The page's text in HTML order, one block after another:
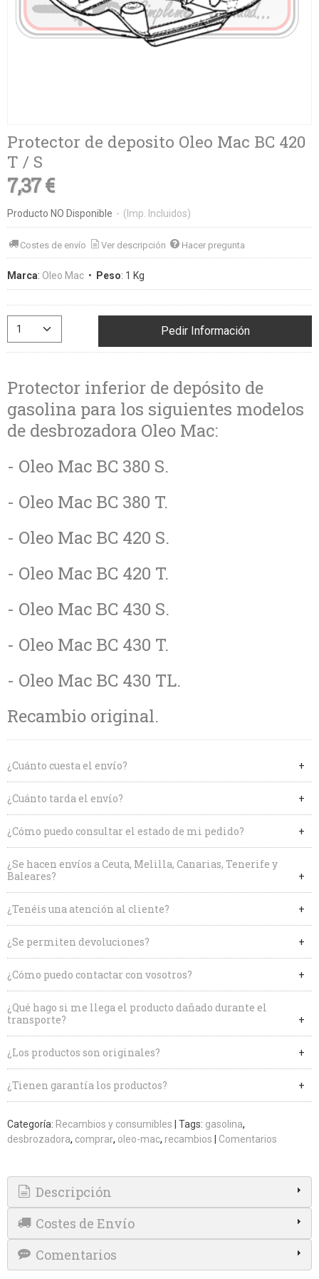
Protector de deposito Oleo Mac BC 420
T / S
7,37 €
Producto NO Disponible - (Imp. Incluidos)
Costes de envío Ver descripción Hacer pregunta
Marca: Oleo Mac • Peso: 1 Kg
Pedir Información
Protector inferior de depósito de
gasolina para los siguientes modelos
de desbrozadora Oleo Mac:
- Oleo Mac BC 380 S.
- Oleo Mac BC 380 T.
- Oleo Mac BC 420 S.
- Oleo Mac BC 420 T.
- Oleo Mac BC 430 S.
- Oleo Mac BC 430 T.
- Oleo Mac BC 430 TL.
Recambio original.
¿Cuánto cuesta el envío?
¿Cuánto tarda el envío?
¿Cómo puedo consultar el estado de mi pedido?
¿Se hacen envíos a Ceuta, Melilla, Canarias, Tenerife y
Baleares?
¿Tenéis una atención al cliente?
¿Se permiten devoluciones?
¿Cómo puedo contactar con vosotros?
¿Qué hago si me llega el producto dañado durante el
transporte?
¿Los productos son originales?
¿Tienen garantía los productos?
Categoría: Recambios y consumibles Tags: gasolina
desbrozadora comprar oleo-mac recambios Comentarios
Descripción
Costes de Envío
Comentarios